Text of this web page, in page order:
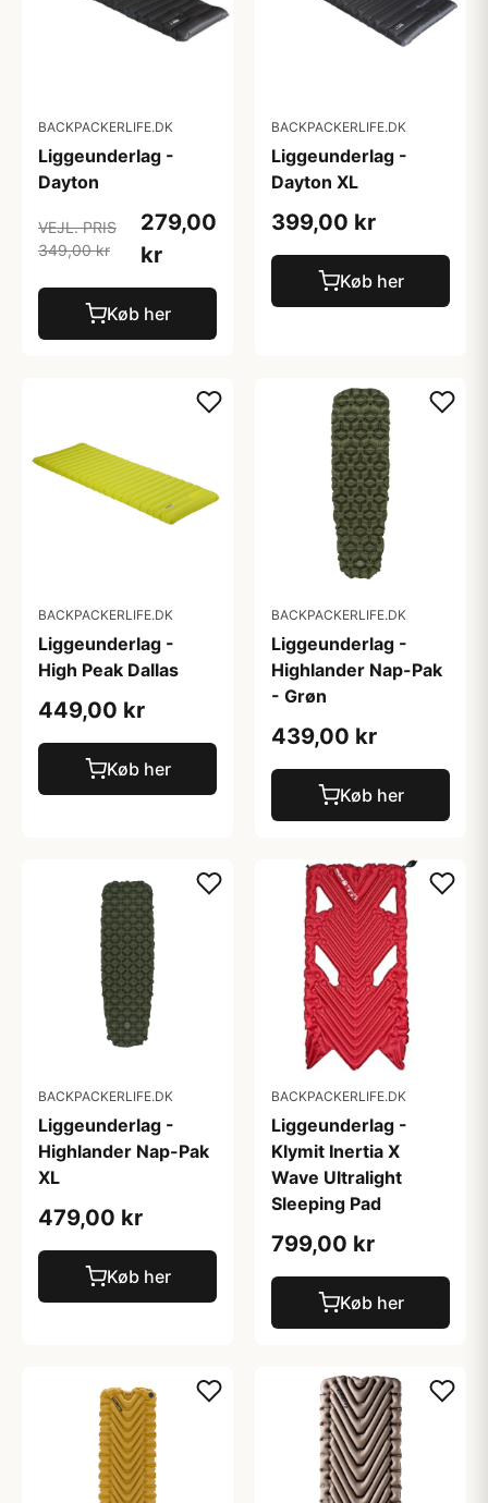
BACKPACKERLIFE.DK
Liggeunderlag -
Dayton
VEJL. PRIS
349,00 kr
279,00
kr
Køb her
BACKPACKERLIFE.DK
Liggeunderlag -
Dayton XL
399,00 kr
Køb her
BACKPACKERLIFE.DK
Liggeunderlag -
High Peak Dallas
449,00 kr
Køb her
BACKPACKERLIFE.DK
Liggeunderlag -
Highlander Nap-Pak
- Grøn
439,00 kr
Køb her
BACKPACKERLIFE.DK
Liggeunderlag -
Highlander Nap-Pak
XL
479,00 kr
Køb her
BACKPACKERLIFE.DK
Liggeunderlag -
Klymit Inertia X
Wave Ultralight
Sleeping Pad
799,00 kr
Køb her